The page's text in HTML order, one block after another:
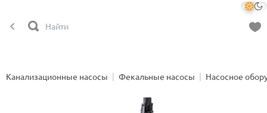
Канализационные насосы Фекальные насосы Насосное